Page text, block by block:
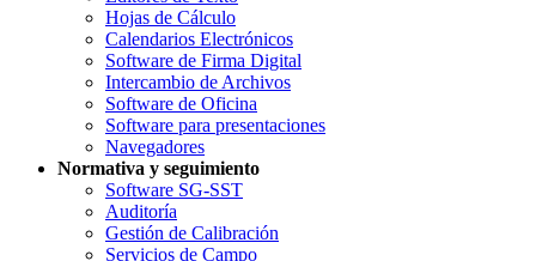
Hojas de Cálculo
Calendarios Electrónicos
Software de Firma Digital
Intercambio de Archivos
Software de Oficina
Software para presentaciones
Navegadores
Normativa y seguimiento
Software SG-SST
Auditoría
Gestión de Calibración
Servicios de Campo